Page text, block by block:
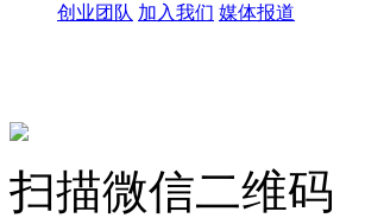
创业团队 加入我们 媒体报道
扫描微信二维码